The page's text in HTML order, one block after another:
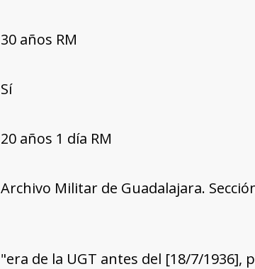
30 años RM
Sí
20 años 1 día RM
Archivo Militar de Guadalajara.
"era de la UGT antes del [18/7/